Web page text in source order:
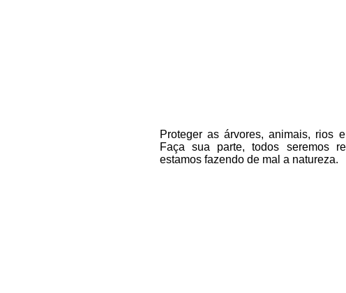
Proteger as árvores, animais, rios
Faça sua parte, todos seremos
estamos fazendo de mal a natureza.